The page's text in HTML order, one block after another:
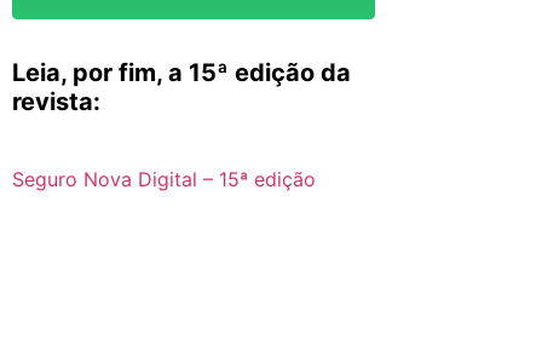
Leia, por fim, a 15ª edição da
revista:
Seguro Nova Digital – 15ª edição